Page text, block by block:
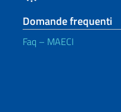
Domande frequenti
Faq – MAECI